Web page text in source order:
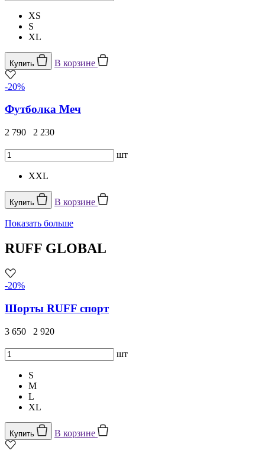
XS
S
XL
Купить В корзине
-20%
Футболка Меч
2 790 2 230
шт
XXL
Купить В корзине
Показать больше
RUFF GLOBAL
-20%
Шорты RUFF спорт
3 650 2 920
шт
S
M
L
XL
Купить В корзине